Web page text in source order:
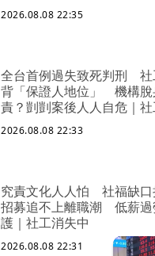
口警報 揭薪資回捐黑幕
剝削
2026.08.08 22:35
全台首例過失致死判刑 社
背「保證人地位」 機構脫
責？剴剴案後人人自危｜
2026.08.08 22:33
究責文化人人怕 社福缺
招募追不上離職潮 低薪過
護｜社工消失中
2026.08.08 22:31